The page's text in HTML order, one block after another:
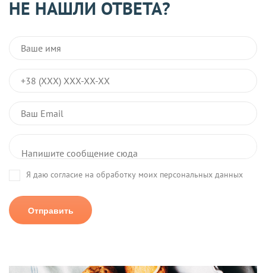
исключен из рассылки, достаточно передать его в наш
колл-центр.
НЕ НАШЛИ ОТВЕТА?
Я даю согласие на обработку моих персональных данных
Отправить